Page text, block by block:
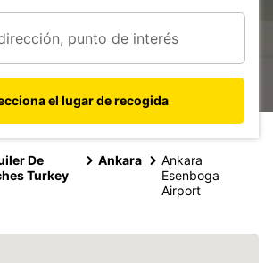
el lugar de recogida
De
Turkey
Ankara
Ankara
Esenboga
Airport